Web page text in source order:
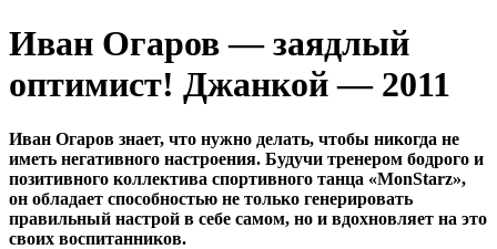
Иван Огаров — заядлый
оптимист! Джанкой — 2011
Иван Огаров знает, что нужно делать, чтобы никогда не
иметь негативного настроения. Будучи тренером бодрого и
позитивного коллектива спортивного танца «МоnStarz»,
он обладает способностью не только генерировать
правильный настрой в себе самом, но и вдохновляет на это
своих воспитанников.